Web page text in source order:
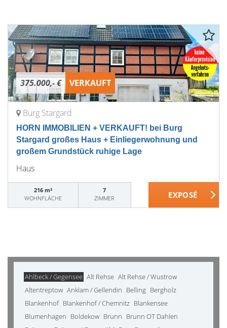
375.000,- € VERKAUFT
Burg Stargard
HORN IMMOBILIEN + VERKAUFT! bei Burg
Stargard großes Haus + Einliegerwohnung und
großem Grundstück ruhige Lage
Haus
216 m²
WOHNFLÄCHE
7
ZIMMER
Ahlbeck / Gegensee Alt Rehse Alt Rehse / Wustrow
Altentreptow Anklam / Gellendin Belling Bergholz
Blankenhof Blankenhof / Chemnitz Blankensee
Blumenhagen Boldekow Brunn Brunn OT Dahlen